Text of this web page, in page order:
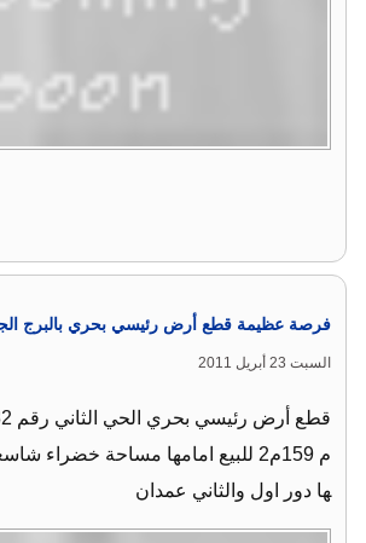
فرصة عظيمة قطع أرض رئيسي بحري بالبرج
السبت 23 أبريل 2011
م 159م2 للبيع امامها مساحة خضراء
ها دور اول والثاني عمدان